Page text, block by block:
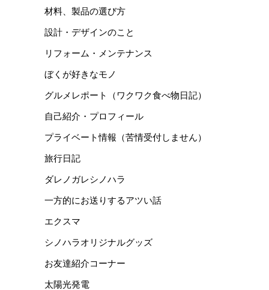
材料、製品の選び方
設計・デザインのこと
リフォーム・メンテナンス
ぼくが好きなモノ
グルメレポート（ワクワク食べ物日記）
自己紹介・プロフィール
プライベート情報（苦情受付しません）
旅行日記
ダレノガレシノハラ
一方的にお送りするアツい話
エクスマ
シノハラオリジナルグッズ
お友達紹介コーナー
太陽光発電